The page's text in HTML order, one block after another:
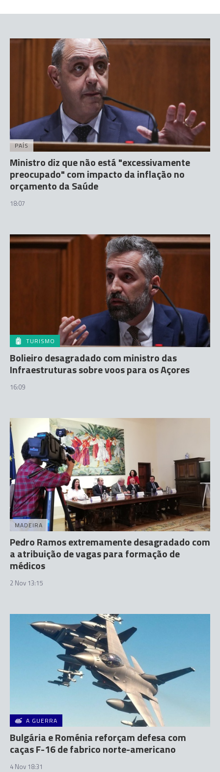
PAÍS
Ministro diz que não está "excessivamente
preocupado" com impacto da inflação no
orçamento da Saúde
18:07
TURISMO
Bolieiro desagradado com ministro das
Infraestruturas sobre voos para os Açores
16:09
MADEIRA
Pedro Ramos extremamente desagradado com
a atribuição de vagas para formação de
médicos
2 Nov 13:15
A GUERRA
Bulgária e Roménia reforçam defesa com
caças F-16 de fabrico norte-americano
4 Nov 18:31